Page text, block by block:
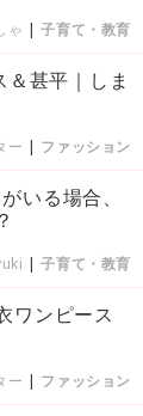
ゃ |子育て・教育
＆甚平｜しま
ー | ファッション
いる場合、
|子育て・教育
ワンピース
ー | ファッション